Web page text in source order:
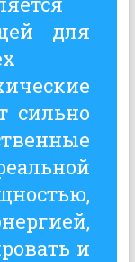
для
сильно
и